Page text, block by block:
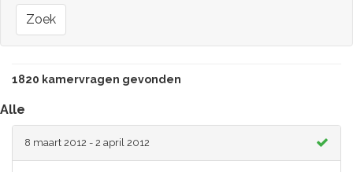
Zoek
1820 kamervragen gevonden
Alle
8 maart 2012 - 2 april 2012